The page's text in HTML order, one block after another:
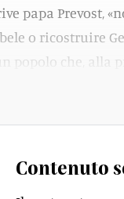
papa Prevost,
o ricostruire
popolo che, alla
Contenuto